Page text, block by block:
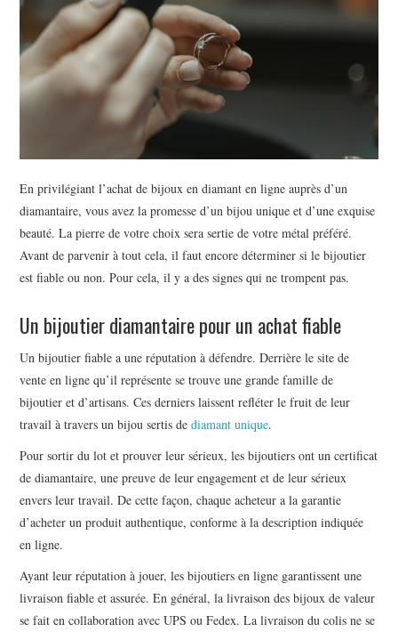
SOCIETE
FORMATION
En privilégiant l’achat de bijoux en diamant en ligne auprès d’un
diamantaire, vous avez la promesse d’un bijou unique et d’une exquise
beauté. La pierre de votre choix sera sertie de votre métal préféré.
Avant de parvenir à tout cela, il faut encore déterminer si le bijoutier
est fiable ou non. Pour cela, il y a des signes qui ne trompent pas.
Un bijoutier diamantaire pour un achat fiable
Un bijoutier fiable a une réputation à défendre. Derrière le site de
vente en ligne qu’il représente se trouve une grande famille de
bijoutier et d’artisans. Ces derniers laissent refléter le fruit de leur
travail à travers un bijou sertis dediamant unique.
Pour sortir du lot et prouver leur sérieux, les bijoutiers ont un certificat
de diamantaire, une preuve de leur engagement et de leur sérieux
envers leur travail. De cette façon, chaque acheteur a la garantie
d’acheter un produit authentique, conforme à la description indiquée
en ligne.
Ayant leur réputation à jouer, les bijoutiers en ligne garantissent une
livraison fiable et assurée. En général, la livraison des bijoux de valeur
se fait en collaboration avec UPS ou Fedex. La livraison du colis ne se